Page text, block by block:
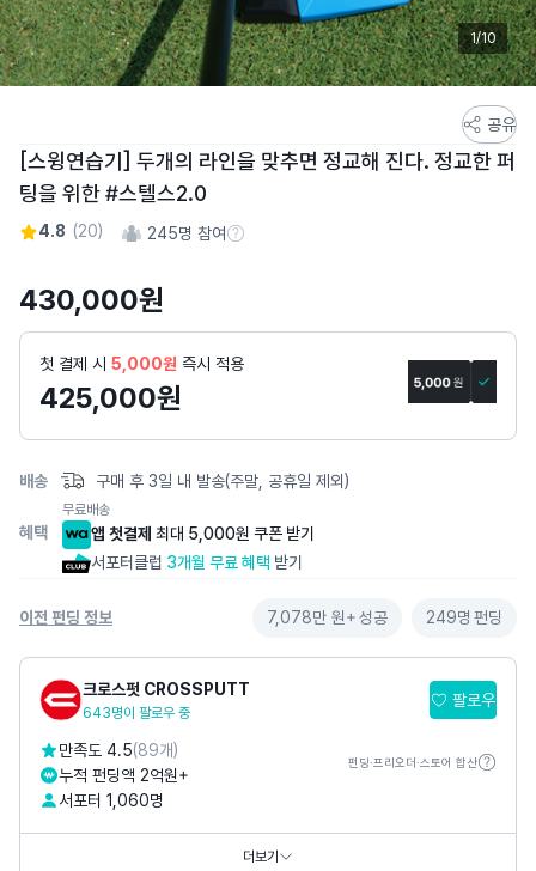
1/10
토
어
스
토
상
공유
[스윙연습기] 두개의 라인을 맞추면 정교해 진다. 정교한 퍼
팅을 위한 #스텔스2.0
4.8 (20) 245명 참여참여 수 정보
430,000원
첫 결제 시 5,000원 즉시 적용
425,000원
배송 구매 후 3일 내 발송(주말, 공휴일 제외)
무료배송
혜택 앱 첫결제 최대 5,000원 쿠폰 받기
서포터클럽 3개월 무료 혜택 받기
이전 펀딩 정보 7,078만 원+성공 249명 펀딩
크로스펏 CROSSPUTT
643명이 팔로우 중
팔로우
만족도 4.5(89개)
누적 펀딩액 2억원+
서포터 1,060명
펀딩·프리오더·스토어 합산
https://www.crossputt.com
https://www.crossputt.com/
더보기